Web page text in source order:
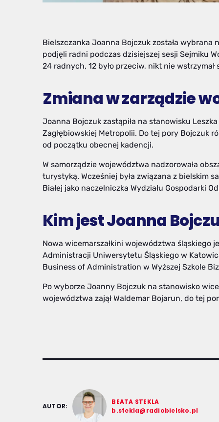
Bielszczanka Joanna Bojczuk została wybrana
podjęli radni podczas dzisiejszej sesji Sejmiku
24 radnych, 12 było przeciw, nikt nie wstrzymał
Zmiana w zarządzie
Joanna Bojczuk zastąpiła na stanowisku
Zagłębiowskiej Metropolii. Do tej pory Bojczuk
od początku obecnej kadencji.
W samorządzie województwa nadzorowała
turystyką. Wcześniej była związana z bielskim
Białej jako naczelniczka Wydziału Gospodarki
Kim jest Joanna
Nowa wicemarszałkini województwa śląskiego
Administracji Uniwersytetu Śląskiego w
Business of Administration w Wyższej Szkole
Po wyborze Joanny Bojczuk na stanowisko
województwa zajął Waldemar Bojarun, do tej
AUTOR:
BEATA STEKLA
b.stekla@radiobielsko.pl